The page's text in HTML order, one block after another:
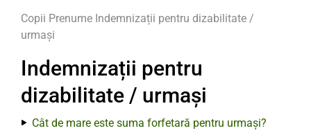
Copii Prenume Indemnizații pentru dizabilitate /
urmași
Indemnizații pentru
dizabilitate / urmași
Cât de mare este suma forfetară pentru urmași?